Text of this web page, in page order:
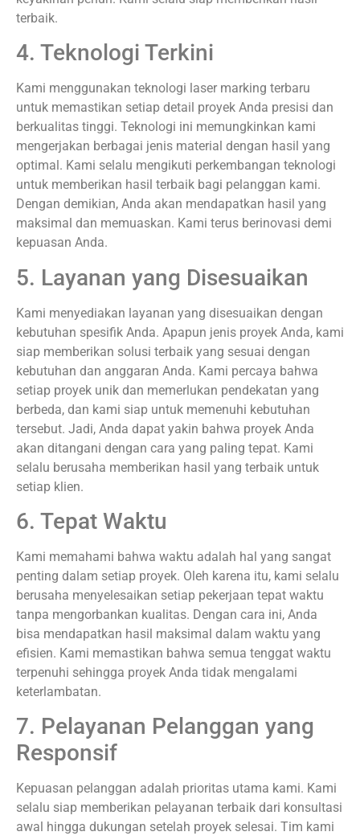
terbaik.
4. Teknologi Terkini
Kami menggunakan teknologi laser marking terbaru
untuk memastikan setiap detail proyek Anda presisi dan
berkualitas tinggi. Teknologi ini memungkinkan kami
mengerjakan berbagai jenis material dengan hasil yang
optimal. Kami selalu mengikuti perkembangan teknologi
untuk memberikan hasil terbaik bagi pelanggan kami.
Dengan demikian, Anda akan mendapatkan hasil yang
maksimal dan memuaskan. Kami terus berinovasi demi
kepuasan Anda.
5. Layanan yang Disesuaikan
Kami menyediakan layanan yang disesuaikan dengan
kebutuhan spesifik Anda. Apapun jenis proyek Anda, kami
siap memberikan solusi terbaik yang sesuai dengan
kebutuhan dan anggaran Anda. Kami percaya bahwa
setiap proyek unik dan memerlukan pendekatan yang
berbeda, dan kami siap untuk memenuhi kebutuhan
tersebut. Jadi, Anda dapat yakin bahwa proyek Anda
akan ditangani dengan cara yang paling tepat. Kami
selalu berusaha memberikan hasil yang terbaik untuk
setiap klien.
6. Tepat Waktu
Kami memahami bahwa waktu adalah hal yang sangat
penting dalam setiap proyek. Oleh karena itu, kami selalu
berusaha menyelesaikan setiap pekerjaan tepat waktu
tanpa mengorbankan kualitas. Dengan cara ini, Anda
bisa mendapatkan hasil maksimal dalam waktu yang
efisien. Kami memastikan bahwa semua tenggat waktu
terpenuhi sehingga proyek Anda tidak mengalami
keterlambatan.
7. Pelayanan Pelanggan yang
Responsif
Kepuasan pelanggan adalah prioritas utama kami. Kami
selalu siap memberikan pelayanan terbaik dari konsultasi
awal hingga dukungan setelah proyek selesai. Tim kami